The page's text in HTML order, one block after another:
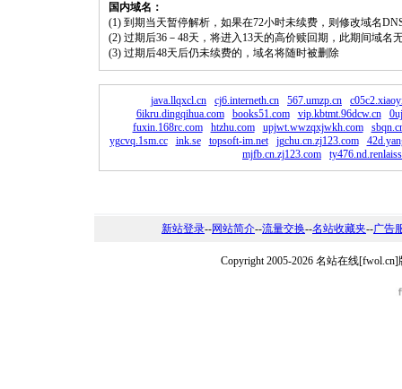
国内域名：
(1) 到期当天暂停解析，如果在72小时未续费，则修改域名
(2) 过期后36－48天，将进入13天的高价赎回期，此期间域名
(3) 过期后48天后仍未续费的，域名将随时被删除
java.llqxcl.cn cj6.interneth.cn 567.umzp.cn
6ikru.dingqihua.com
books51.com vip.kbtmt.96dcw.cn
fuxin.168rc.com
htzhu.com upjwt.wwzqxjwkh.com
ygcvq.1sm.cc
ink.se topsoft-im.net jgchu.cn.zj123.com
mjfb.cn.zj123.com
新站登录--网站简介--流量交换--名站收藏夹--广告
Copyright 2005-2026 名站在线